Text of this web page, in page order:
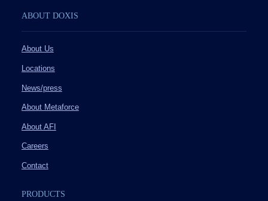
ABOUT DOXIS
About Us
Locations
News/press
About Metaforce
About AFI
Careers
Contact
PRODUCTS